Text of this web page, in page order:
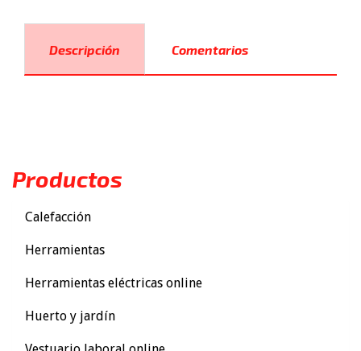
Descripción Comentarios
Productos
Calefacción
Herramientas
Herramientas eléctricas online
Huerto y jardín